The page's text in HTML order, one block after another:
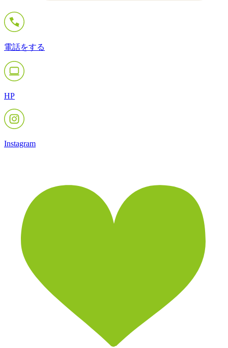
電話をする
HP
Instagram